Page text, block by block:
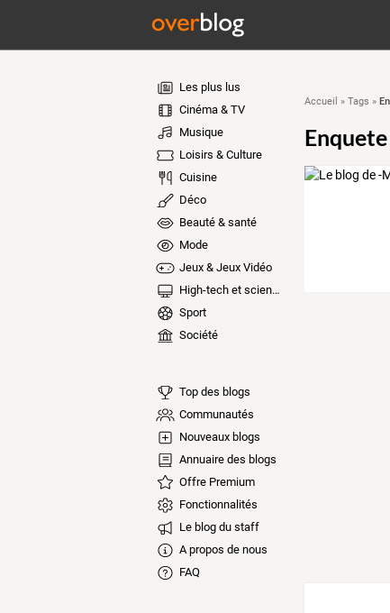
Les plus lus
Cinéma & TV
Musique
Loisirs & Culture
Cuisine
Déco
Beauté & santé
Mode
Jeux & Jeux Vidéo
High-tech et sciences
Sport
Société
Top des blogs
Communautés
Nouveaux blogs
Annuaire des blogs
Offre Premium
Fonctionnalités
Le blog du staff
A propos de nous
FAQ
Accueil » Tags »